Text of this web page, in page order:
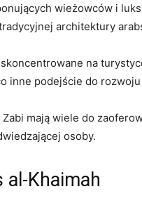
wieżowców ​i
architektury
na‍
inne podejście‍ do
mają wiele do
‍osoby.
al-Khaimah